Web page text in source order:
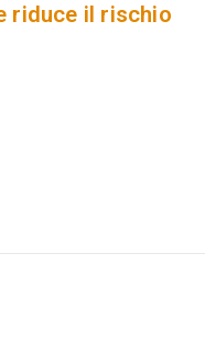
riduce il rischio